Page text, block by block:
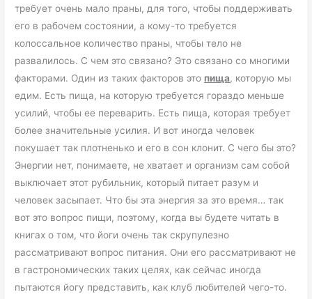
требует очень мало праны, для того, чтобы поддерживать
его в рабочем состоянии, а кому-то требуется
колоссальное количество праны, чтобы тело не
развалилось. С чем это связано? Это связано со многими
факторами. Один из таких факторов это пища, которую мы
едим. Есть пища, на которую требуется гораздо меньше
усилий, чтобы ее переварить. Есть пища, которая требует
более значительные усилия. И вот иногда человек
покушает так плотненько и его в сон клонит. С чего бы это?
Энергии нет, понимаете, не хватает и организм сам собой
выключает этот рубильник, который питает разум и
человек засыпает. Что бы эта энергия за это время… так
вот это вопрос пищи, поэтому, когда вы будете читать в
книгах о том, что йоги очень так скрупулезно
рассматривают вопрос питания. Они его рассматривают не
в гастрономических таких целях, как сейчас иногда
пытаются йогу представить, как клуб любителей чего-то.